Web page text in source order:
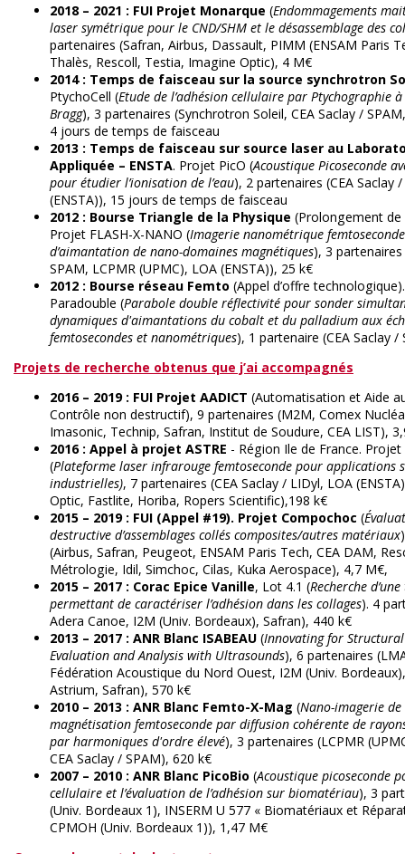
2018 – 2021 : FUI Projet Monarque (Endommagements
laser symétrique pour le CND/SHM et le désassemblage des
partenaires (Safran, Airbus, Dassault, PIMM (ENSAM Paris
Thalès, Rescoll, Testia, Imagine Optic), 4 M€
2014 : Temps de faisceau sur la source synchrotron
PtychoCell (Etude de l’adhésion cellulaire par Ptychographie
Bragg), 3 partenaires (Synchrotron Soleil, CEA Saclay /
4 jours de temps de faisceau
2013 : Temps de faisceau sur source laser au
Appliquée – ENSTA. Projet PicO (Acoustique Picoseconde
pour étudier l’ionisation de l’eau), 2 partenaires (CEA Saclay
(ENSTA)), 15 jours de temps de faisceau
2012 : Bourse Triangle de la Physique (Prolongement
Projet FLASH-X-NANO (Imagerie nanométrique
d’aimantation de nano-domaines magnétiques), 3 partenaires
SPAM, LCPMR (UPMC), LOA (ENSTA)), 25 k€
2012 : Bourse réseau Femto (Appel d’offre
Paradouble (Parabole double réflectivité pour sonder
dynamiques d'aimantations du cobalt et du palladium aux
femtosecondes et nanométriques), 1 partenaire (CEA Saclay /
Projets de recherche obtenus que j’ai accompagnés
2016 – 2019 : FUI Projet AADICT (Automatisation et Aide
Contrôle non destructif), 9 partenaires (M2M, Comex
Imasonic, Technip, Safran, Institut de Soudure, CEA LIST),
2016 : Appel à projet ASTRE - Région Ile de France.
(Plateforme laser infrarouge femtoseconde pour applications
industrielles), 7 partenaires (CEA Saclay / LIDyl, LOA
Optic, Fastlite, Horiba, Ropers Scientific),198 k€
2015 – 2019 : FUI (Appel #19). Projet Compochoc (
destructive d’assemblages collés composites/autres matériaux
(Airbus, Safran, Peugeot, ENSAM Paris Tech, CEA DAM,
Métrologie, Idil, Simchoc, Cilas, Kuka Aerospace), 4,7 M€,
2015 – 2017 : Corac Epice Vanille, Lot 4.1 (Recherche
permettant de caractériser l’adhésion dans les collages). 4
Adera Canoe, I2M (Univ. Bordeaux), Safran), 440 k€
2013 – 2017 : ANR Blanc ISABEAU (Innovating for
Evaluation and Analysis with Ultrasounds), 6 partenaires
Fédération Acoustique du Nord Ouest, I2M (Univ.
Astrium, Safran), 570 k€
2010 – 2013 : ANR Blanc Femto-X-Mag (Nano-imagerie
magnétisation femtoseconde par diffusion cohérente de
par harmoniques d'ordre élevé), 3 partenaires (LCPMR
CEA Saclay / SPAM), 620 k€
2007 – 2010 : ANR Blanc PicoBio (Acoustique picoseconde
cellulaire et l’évaluation de l’adhésion sur biomatériau), 3
(Univ. Bordeaux 1), INSERM U 577 « Biomatériaux et
CPMOH (Univ. Bordeaux 1)), 1,47 M€